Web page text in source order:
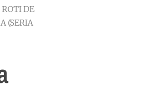
DE
(SERIA